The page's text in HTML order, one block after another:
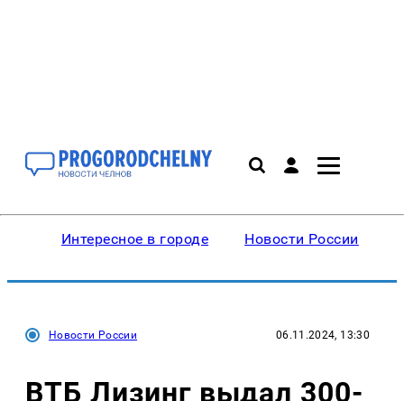
Интересное в городе Новости России
Новости России 06.11.2024, 13:30
ВТБ Лизинг выдал 300-